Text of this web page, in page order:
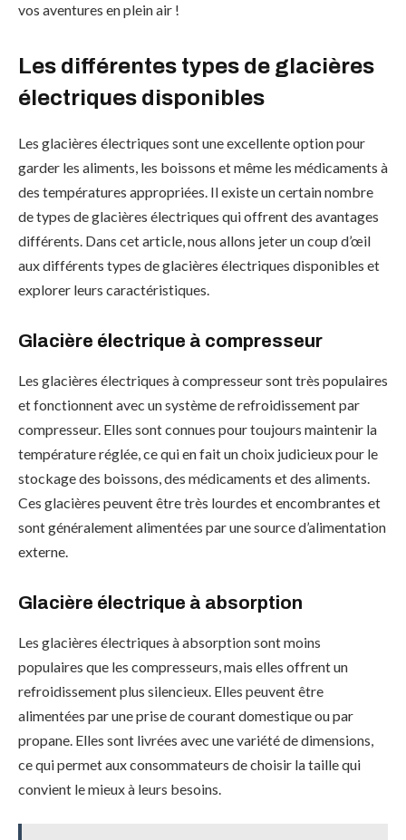
vos aventures en plein air !
Les différentes types de glacières
électriques disponibles
Les glacières électriques sont une excellente option pour
garder les aliments, les boissons et même les médicaments à
des températures appropriées. Il existe un certain nombre
de types de glacières électriques qui offrent des avantages
différents. Dans cet article, nous allons jeter un coup d’œil
aux différents types de glacières électriques disponibles et
explorer leurs caractéristiques.
Glacière électrique à compresseur
Les glacières électriques à compresseur sont très populaires
et fonctionnent avec un système de refroidissement par
compresseur. Elles sont connues pour toujours maintenir la
température réglée, ce qui en fait un choix judicieux pour le
stockage des boissons, des médicaments et des aliments.
Ces glacières peuvent être très lourdes et encombrantes et
sont généralement alimentées par une source d’alimentation
externe.
Glacière électrique à absorption
Les glacières électriques à absorption sont moins
populaires que les compresseurs, mais elles offrent un
refroidissement plus silencieux. Elles peuvent être
alimentées par une prise de courant domestique ou par
propane. Elles sont livrées avec une variété de dimensions,
ce qui permet aux consommateurs de choisir la taille qui
convient le mieux à leurs besoins.